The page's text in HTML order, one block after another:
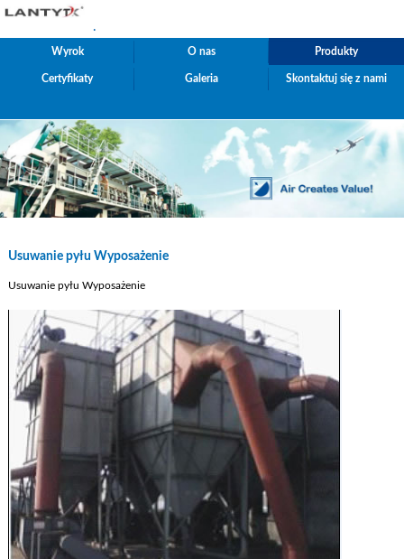
.
Wyrok O nas Produkty
Certyfikaty Galeria Skontaktuj się z nami
Usuwanie pyłu Wyposażenie
Usuwanie pyłu Wyposażenie